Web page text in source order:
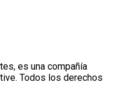
es una compañía
Todos los derechos